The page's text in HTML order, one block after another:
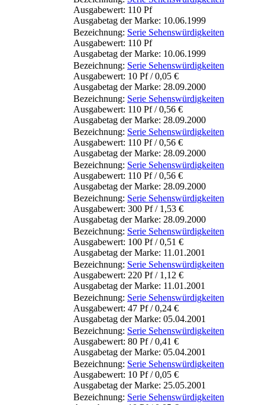
Ausgabewert: 110 Pf
Ausgabetag der Marke: 10.06.1999
Bezeichnung: Serie Sehenswürdigkeiten
Ausgabewert: 110 Pf
Ausgabetag der Marke: 10.06.1999
Bezeichnung: Serie Sehenswürdigkeiten
Ausgabewert: 10 Pf / 0,05 €
Ausgabetag der Marke: 28.09.2000
Bezeichnung: Serie Sehenswürdigkeiten
Ausgabewert: 110 Pf / 0,56 €
Ausgabetag der Marke: 28.09.2000
Bezeichnung: Serie Sehenswürdigkeiten
Ausgabewert: 110 Pf / 0,56 €
Ausgabetag der Marke: 28.09.2000
Bezeichnung: Serie Sehenswürdigkeiten
Ausgabewert: 110 Pf / 0,56 €
Ausgabetag der Marke: 28.09.2000
Bezeichnung: Serie Sehenswürdigkeiten
Ausgabewert: 300 Pf / 1,53 €
Ausgabetag der Marke: 28.09.2000
Bezeichnung: Serie Sehenswürdigkeiten
Ausgabewert: 100 Pf / 0,51 €
Ausgabetag der Marke: 11.01.2001
Bezeichnung: Serie Sehenswürdigkeiten
Ausgabewert: 220 Pf / 1,12 €
Ausgabetag der Marke: 11.01.2001
Bezeichnung: Serie Sehenswürdigkeiten
Ausgabewert: 47 Pf / 0,24 €
Ausgabetag der Marke: 05.04.2001
Bezeichnung: Serie Sehenswürdigkeiten
Ausgabewert: 80 Pf / 0,41 €
Ausgabetag der Marke: 05.04.2001
Bezeichnung: Serie Sehenswürdigkeiten
Ausgabewert: 10 Pf / 0,05 €
Ausgabetag der Marke: 25.05.2001
Bezeichnung: Serie Sehenswürdigkeiten